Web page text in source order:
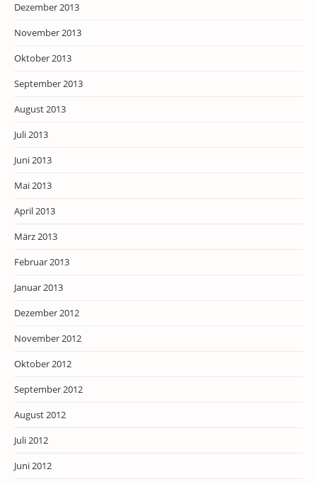
Dezember 2013
November 2013
Oktober 2013
September 2013
August 2013
Juli 2013
Juni 2013
Mai 2013
April 2013
März 2013
Februar 2013
Januar 2013
Dezember 2012
November 2012
Oktober 2012
September 2012
August 2012
Juli 2012
Juni 2012